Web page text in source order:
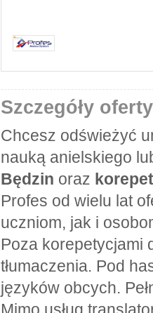
Szczegóły
Chcesz odświeżyć
nauką anielskiego
Będzin oraz
Profes od wielu lat
uczniom, jak i
Poza korepetycjami
tłumaczenia. Pod
języków obcych.